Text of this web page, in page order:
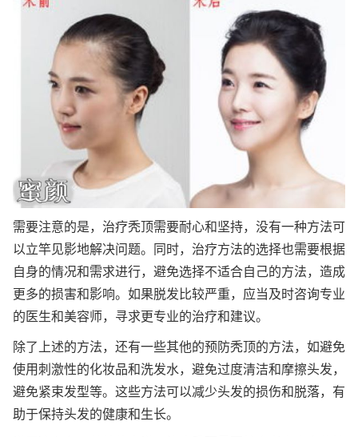
需要注意的是，治疗秃顶需要耐心和坚持，没有一种方法可
以立竿见影地解决问题。同时，治疗方法的选择也需要根据
自身的情况和需求进行，避免选择不适合自己的方法，造成
更多的损害和影响。如果脱发比较严重，应当及时咨询专业
的医生和美容师，寻求更专业的治疗和建议。
除了上述的方法，还有一些其他的预防秃顶的方法，如避免
使用刺激性的化妆品和洗发水，避免过度清洁和摩擦头发，
避免紧束发型等。这些方法可以减少头发的损伤和脱落，有
助于保持头发的健康和生长。